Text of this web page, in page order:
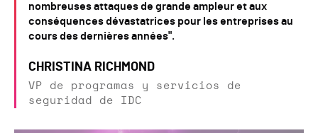
nombreuses attaques de grande ampleur et aux
conséquences dévastatrices pour les entreprises au
cours des dernières années".
CHRISTINA RICHMOND
VP de programas y servicios de
seguridad de IDC